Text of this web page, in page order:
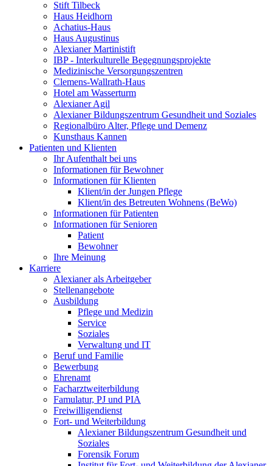
Stift Tilbeck
Haus Heidhorn
Achatius-Haus
Haus Augustinus
Alexianer Martinistift
IBP - Interkulturelle Begegnungsprojekte
Medizinische Versorgungszentren
Clemens-Wallrath-Haus
Hotel am Wasserturm
Alexianer Agil
Alexianer Bildungszentrum Gesundheit und Soziales
Regionalbüro Alter, Pflege und Demenz
Kunsthaus Kannen
Patienten und Klienten
Ihr Aufenthalt bei uns
Informationen für Bewohner
Informationen für Klienten
Klient/in der Jungen Pflege
Klient/in des Betreuten Wohnens (BeWo)
Informationen für Patienten
Informationen für Senioren
Patient
Bewohner
Ihre Meinung
Karriere
Alexianer als Arbeitgeber
Stellenangebote
Ausbildung
Pflege und Medizin
Service
Soziales
Verwaltung und IT
Beruf und Familie
Bewerbung
Ehrenamt
Facharztweiterbildung
Famulatur, PJ und PIA
Freiwilligendienst
Fort- und Weiterbildung
Alexianer Bildungszentrum Gesundheit und
Soziales
Forensik Forum